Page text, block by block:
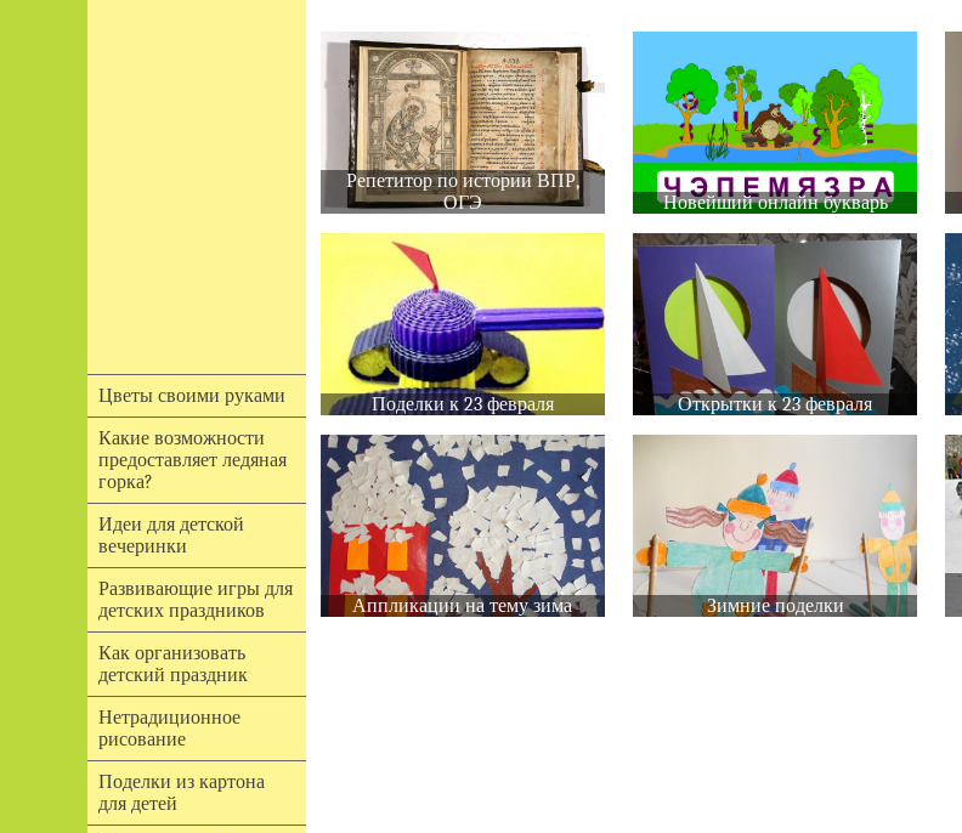
Цветы своими руками
Какие возможности
предоставляет ледяная
горка?
Идеи для детской
вечеринки
Развивающие игры для
детских праздников
Как организовать
детский праздник
Нетрадиционное
рисование
Поделки из картона
для детей
Репетитор по истории ВПР,
ОГЭ
Новейший онлайн букварь
Поделки к 23 февраля Открытки к 23 февраля
Аппликации на тему зима Зимние поделки